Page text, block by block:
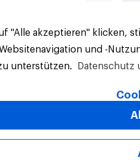
"Alle akzeptieren" klicken,
und -
unterstützen.
Datenschutz